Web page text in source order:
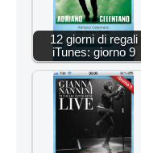
12 giorni di regali
iTunes: giorno 9